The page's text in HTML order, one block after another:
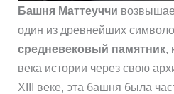
Башня Маттеуччи
один из древнейших
средневековый памятник,
века истории через свою
XIII веке, эта башня была